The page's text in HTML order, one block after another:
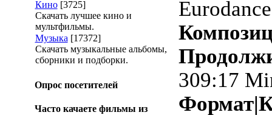
Кино [3725]
Скачать лучшее кино и
мультфильмы.
Музыка [17372]
Скачать музыкальные альбомы,
сборники и подборки.
Опрос посетителей
Часто качаете фильмы из
309:17